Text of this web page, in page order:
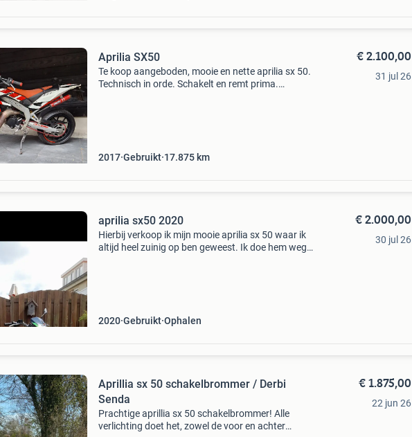
Aprilia SX50
Te koop aangeboden, mooie en nette aprilia sx 50.
Technisch in orde. Schakelt en remt prima.
2017 Gebruikt 17.875 km
€ 2.100,00
31 jul 26
aprilia sx50 2020
Hierbij verkoop ik mijn mooie aprilia sx 50 waar ik
altijd heel zuinig op ben geweest. Ik doe hem weg
2020 Gebruikt Ophalen
€ 2.000,00
30 jul 26
Aprillia sx 50 schakelbrommer / Derbi
Senda
Prachtige aprillia sx 50 schakelbrommer! Alle
verlichting doet het, zowel de voor en achter
€ 1.875,00
22 jun 26